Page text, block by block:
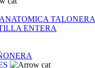
ANATOMICA TALONERA
ENTERA